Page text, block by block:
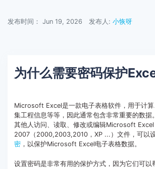
加入我们
客服热线：4000-
破损文件修复
常见问题
发布时间： Jun 19, 2026 发布人: 小恢呀
为什么需要密码保护
Microsoft Excel是一款电子表格软件，用于计
集工程信息等等，因此通常包含非常重要的数据
其他人访问、读取、修改或编辑Microsoft Excel
2007（2000,2003,2010，XP ...）文件，可以
密，以保护Microsoft Excel电子表格数据。
设置密码是非常有用的保护方式，因为它们可以